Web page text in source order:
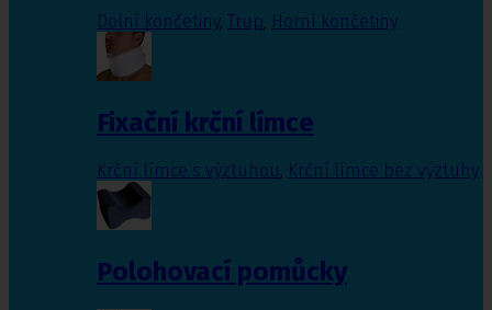
Dolní končetiny, Trup, Horní končetiny
Fixační krční límce
Krční límce s výztuhou Krční límce bez výztuhy
Polohovací pomůcky